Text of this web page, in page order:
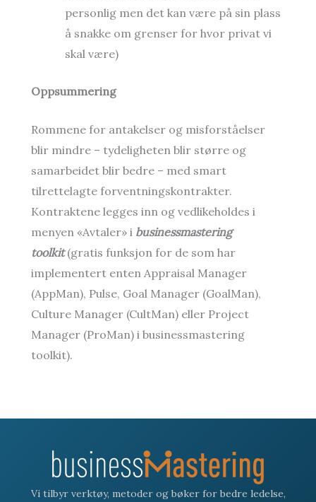
personlig men det kan være på sin plass
å snakke om grenser for hvor privat vi
skal være)
Oppsummering
Rommene for antakelser og misforståelser
blir mindre – tydeligheten blir større og
samarbeidet blir bedre – med smart
tilrettelagte forventningskontrakter.
Kontraktene legges inn og vedlikeholdes i
menyen «Avtaler» i businessmastering
toolkit(gratis funksjon for de som har
implementert enten Appraisal Manager
(AppMan), Pulse, Goal Manager (GoalMan),
Culture Manager (CultMan) eller Project
Manager (ProMan) i businessmastering
toolkit).
Vi tilbyr verktøy, metoder og bøker for bedre ledelse,